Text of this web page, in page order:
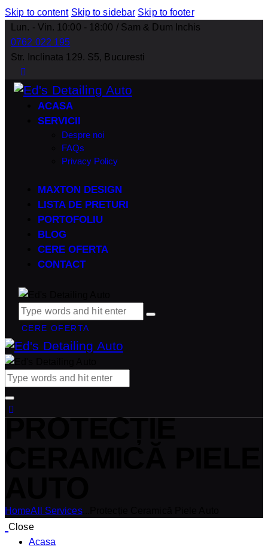
Skip to content Skip to sidebar Skip to footer
Lun. - Vin. 10:00 - 18:00 / Sam & Dum Inchis
0762 022 195
Str. Inclinata 129. S5, Bucuresti
ACASA
SERVICII
Despre noi
FAQs
Privacy Policy
MAXTON DESIGN
LISTA DE PRETURI
PORTOFOLIU
BLOG
CERE OFERTA
CONTACT
CERE OFERTA
PROTECȚIE
HomeAll Services...
Close
Acasa